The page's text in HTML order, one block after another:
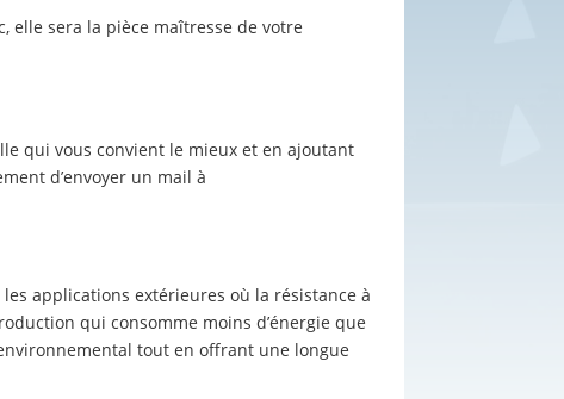
elle sera la pièce maîtresse de votre
qui vous convient le mieux et en ajoutant
d’envoyer un mail à
applications extérieures où la résistance à
qui consomme moins d’énergie que
tout en offrant une longue